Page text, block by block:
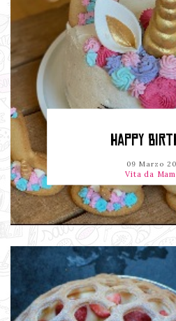
HAPPY
09 Marzo
Vita da